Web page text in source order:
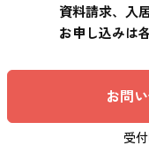
資料請求、入
お申し込みは
お問
受